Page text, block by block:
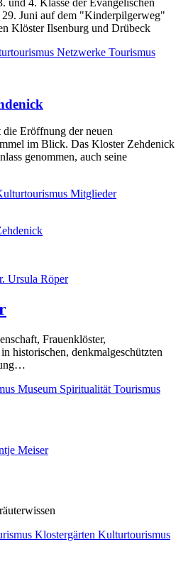
Juni auf dem "Kinderpilgerweg"
Klöster Ilsenburg und Drübeck
Netzwerke Tourismus
Eröffnung der neuen
im Blick. Das Kloster Zehdenick
genommen, auch seine
Mitglieder
Frauenklöster,
historischen, denkmalgeschützten
Museum Spiritualität Tourismus
Klostergärten Kulturtourismus